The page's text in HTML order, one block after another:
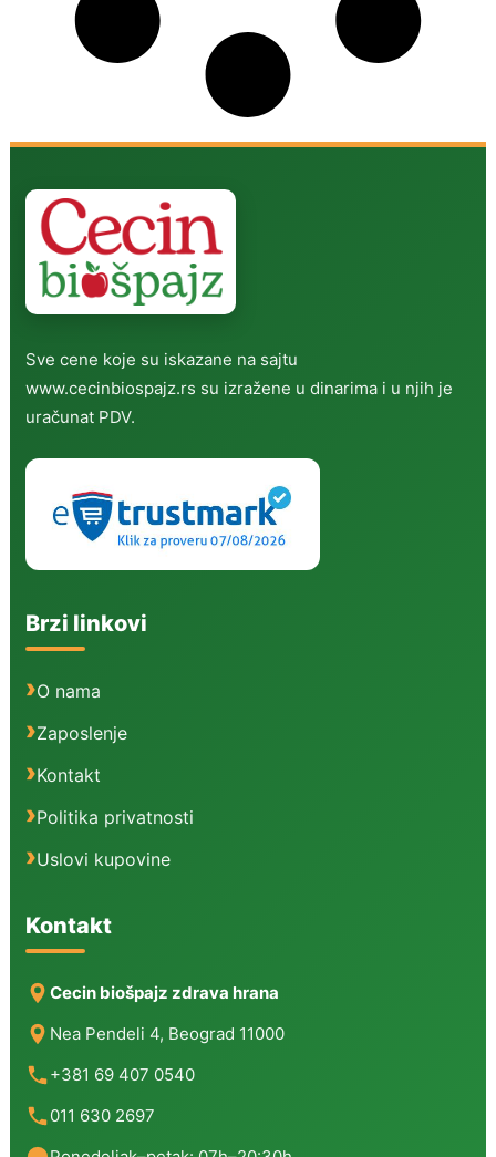
Sve cene koje su iskazane na sajtu
www.cecinbiospajz.rs su izražene u dinarima i u njih je
uračunat PDV.
Brzi linkovi
O nama
Zaposlenje
Kontakt
Politika privatnosti
Uslovi kupovine
Kontakt
Cecin biošpajz zdrava hrana
Nea Pendeli 4, Beograd 11000
+381 69 407 0540
011 630 2697